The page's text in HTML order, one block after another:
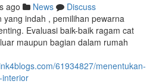
ago News
Discuss
yang indah , pemilihan pewarna
Evaluasi baik-baik ragam cat
maupun bagian dalam rumah
61934827/menentukan-
interior